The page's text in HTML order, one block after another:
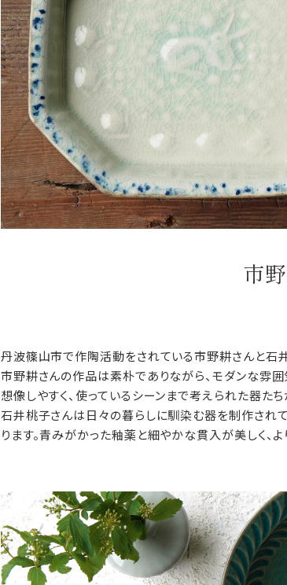
市
丹波篠山市で作陶活動をされている市野耕さんと石
市野耕さんの作品は素朴でありながら、モダンな雰
想像しやすく、使っているシーンまで考えられた器た
石井桃子さんは日々の暮らしに馴染む器を制作され
ります。青みがかった釉薬と細やかな貫入が美しく、